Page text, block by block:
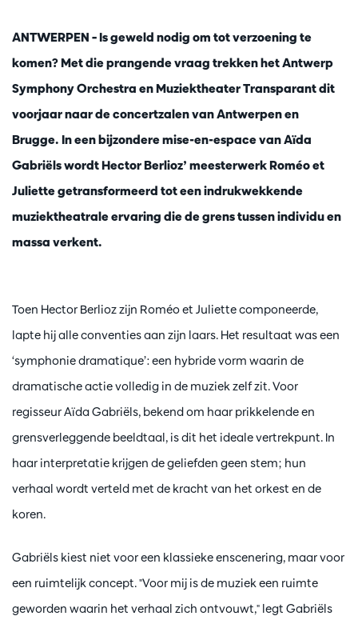
ANTWERPEN – Is geweld nodig om tot verzoening te
komen? Met die prangende vraag trekken het Antwerp
Symphony Orchestra en Muziektheater Transparant dit
voorjaar naar de concertzalen van Antwerpen en
Brugge. In een bijzondere mise-en-espace van Aïda
Gabriëls wordt Hector Berlioz’ meesterwerk Roméo et
Juliette getransformeerd tot een indrukwekkende
muziektheatrale ervaring die de grens tussen individu en
massa verkent.
Toen Hector Berlioz zijn Roméo et Juliette componeerde,
lapte hij alle conventies aan zijn laars. Het resultaat was een
‘symphonie dramatique’: een hybride vorm waarin de
dramatische actie volledig in de muziek zelf zit. Voor
regisseur Aïda Gabriëls, bekend om haar prikkelende en
grensverleggende beeldtaal, is dit het ideale vertrekpunt. In
haar interpretatie krijgen de geliefden geen stem; hun
verhaal wordt verteld met de kracht van het orkest en de
koren.
Gabriëls kiest niet voor een klassieke enscenering, maar voor
een ruimtelijk concept. "Voor mij is de muziek een ruimte
geworden waarin het verhaal zich ontvouwt," legt Gabriëls